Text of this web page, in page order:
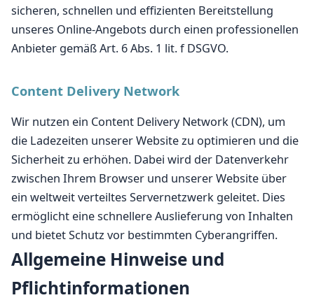
sicheren, schnellen und effizienten Bereitstellung
unseres Online-Angebots durch einen professionellen
Anbieter gemäß Art. 6 Abs. 1 lit. f DSGVO.
Content Delivery Network
Wir nutzen ein Content Delivery Network (CDN), um
die Ladezeiten unserer Website zu optimieren und die
Sicherheit zu erhöhen. Dabei wird der Datenverkehr
zwischen Ihrem Browser und unserer Website über
ein weltweit verteiltes Servernetzwerk geleitet. Dies
ermöglicht eine schnellere Auslieferung von Inhalten
und bietet Schutz vor bestimmten Cyberangriffen.
Allgemeine Hinweise und
Pflichtinformationen